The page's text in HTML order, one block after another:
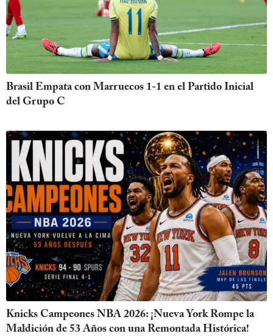
Brasil Empata con Marruecos 1-1 en el Partido Inicial
del Grupo C
Knicks Campeones NBA 2026: ¡Nueva York Rompe la
Maldición de 53 Años con una Remontada Histórica!